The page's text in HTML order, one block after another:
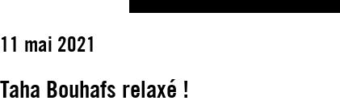
11 mai 2021
Taha Bouhafs relaxé !